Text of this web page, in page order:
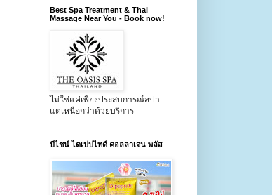
Best Spa Treatment & Thai
Massage Near You - Book now!
ไม่ใช่แค่เพียงประสบการณ์สปา
แต่เหนือกว่าด้วยบริการ
บีไชน์ ไดเปปไทด์ คอลลาเจน พลัส